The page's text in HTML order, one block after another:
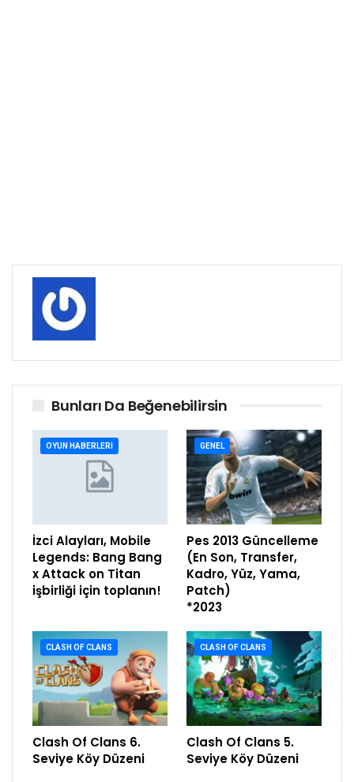
Bunları Da Beğenebilirsin
OYUN HABERLERI
İzci Alayları, Mobile
Legends: Bang Bang
x Attack on Titan
işbirliği için toplanın!
GENEL
Pes 2013 Güncelleme
(En Son, Transfer,
Kadro, Yüz, Yama,
Patch)
*2023
CLASH OF CLANS
Clash Of Clans 6.
Seviye Köy Düzeni
CLASH OF CLANS
Clash Of Clans 5.
Seviye Köy Düzeni